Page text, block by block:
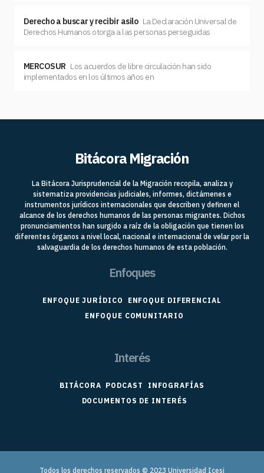
Derecho a buscar y recibir asilo La Declaración Universal de
Derechos Humanos otorga a las personas perseguidas
MERCOSUR Los acuerdos de libre circulación han sido
implementados en los últimos años en
Bitácora Migración
La Bitácora Jurisprudencial de la Migración recopila, analiza y
sistematiza providencias judiciales, informes, dictámenes e
instrumentos jurídicos internacionales que describen y definen el
alcance de los derechos humanos de las personas migrantes. Dichos
pronunciamientos han surgido a raíz de la obligación que tienen los
diferentes órganos a nivel local, nacional e internacional de velar por la
salvaguardia de los derechos humanos de esta población.
Enfoques
ENFOQUE JURÍDICO
ENFOQUE DIFERENCIAL
ENFOQUE COMUNITARIO
Interés
BITÁCORA PODCAST
INFOGRAFÍAS
DOCUMENTOS DE INTERÉS
Todos los derechos reservados © 2023 Universidad Icesi